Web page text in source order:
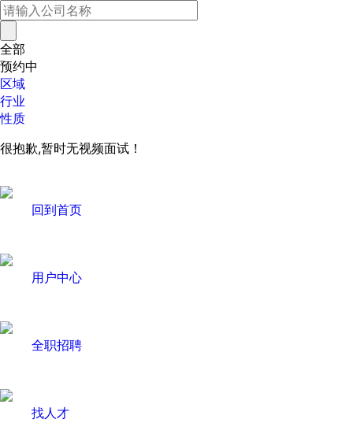
全部
预约中
区域
行业
性质
很抱歉,暂时无视频面试！
回到首页
用户中心
全职招聘
找人才